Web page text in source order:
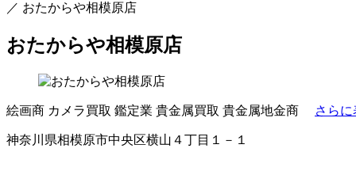
／ おたからや相模原店
おたからや相模原店
絵画商 カメラ買取 鑑定業 貴金属買取 貴金属地金商 さら
神奈川県相模原市中央区横山４丁目１－１